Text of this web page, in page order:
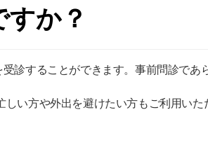
か？
診することができます。事前問診であ
い方や外出を避けたい方もご利用いた